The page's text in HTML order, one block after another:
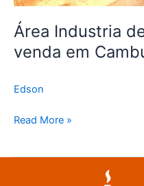
Área Industria
venda em
Edson
Read More »